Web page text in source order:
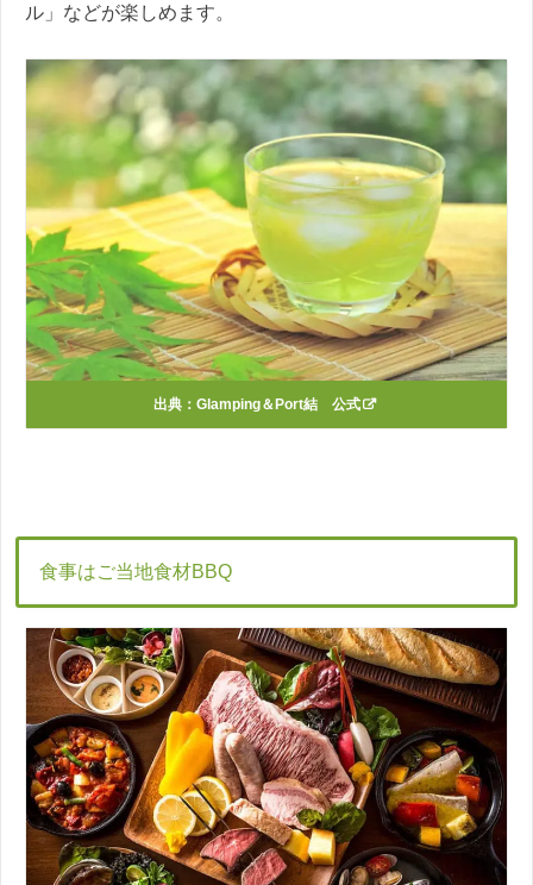
ル」などが楽しめます。
出典： Glamping＆Port結 公式
食事はご当地食材BBQ